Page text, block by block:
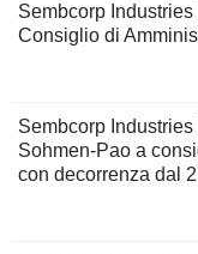
Sembcorp
Consiglio di
Sembcorp
Sohmen-Pao a
con decorrenza dal